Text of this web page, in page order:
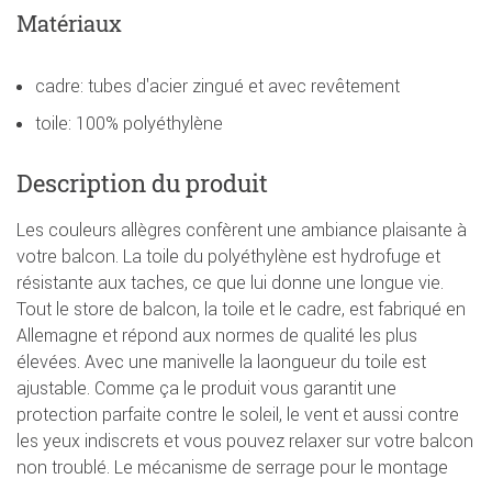
Matériaux
cadre: tubes d'acier zingué et avec revêtement
toile: 100% polyéthylène
Description du produit
Les couleurs allègres confèrent une ambiance plaisante à
votre balcon. La toile du polyéthylène est hydrofuge et
résistante aux taches, ce que lui donne une longue vie.
Tout le store de balcon, la toile et le cadre, est fabriqué en
Allemagne et répond aux normes de qualité les plus
élevées. Avec une manivelle la laongueur du toile est
ajustable. Comme ça le produit vous garantit une
protection parfaite contre le soleil, le vent et aussi contre
les yeux indiscrets et vous pouvez relaxer sur votre balcon
non troublé. Le mécanisme de serrage pour le montage